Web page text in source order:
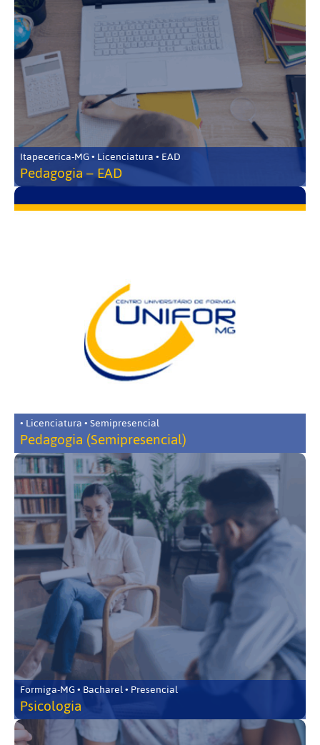
Itapecerica-MG • Licenciatura • EAD
Pedagogia – EAD
• Licenciatura • Semipresencial
Pedagogia (Semipresencial)
Formiga-MG • Bacharel • Presencial
Psicologia